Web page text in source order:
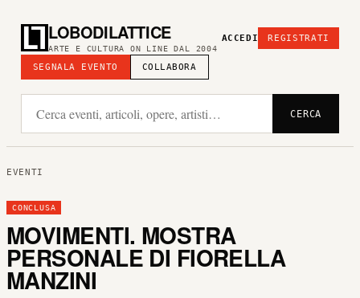
LOBODILATTICE
ARTE E CULTURA ON LINE DAL 2004
SEGNALA EVENTO COLLABORA
ACCEDI REGISTRATI
CERCA
EVENTI
CONCLUSA
MOVIMENTI. MOSTRA
PERSONALE DI FIORELLA
MANZINI